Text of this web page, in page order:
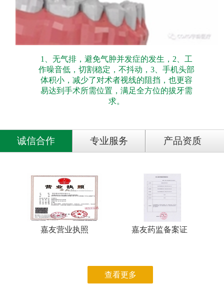
1、无气排，避免气肿并发症的发生，2、工
作噪音低，切割稳定，不抖动，3、手机头部
体积小，减少了对术者视线的阻挡，也更容
易达到手术所需位置，满足全方位的拔牙需
求。
诚信合作 专业服务 产品资质
嘉友营业执照 嘉友药监备案证
查看更多